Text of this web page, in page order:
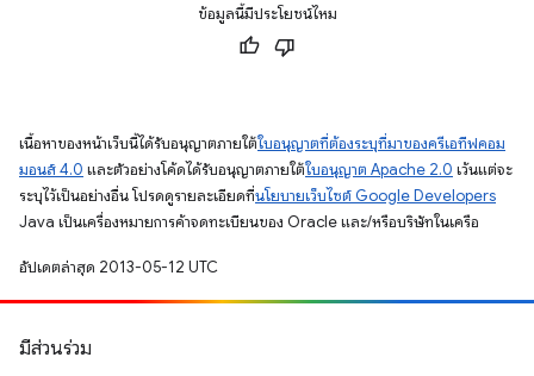
ข้อมูลนี้มีประโยชน์ไหม
เนื้อหาของหน้าเว็บนี้ได้รับอนุญาตภายใต้ใบอนุญาตที่ต้องระบุที่มาของครีเอทีฟคอม
มอนส์ 4.0 และตัวอย่างโค้ดได้รับอนุญาตภายใต้ใบอนุญาต Apache 2.0 เว้นแต่จะ
ระบุไว้เป็นอย่างอื่น โปรดดูรายละเอียดที่นโยบายเว็บไซต์ Google Developers
Java เป็นเครื่องหมายการค้าจดทะเบียนของ Oracle และ/หรือบริษัทในเครือ
อัปเดตล่าสุด 2013-05-12 UTC
มีส่วนร่วม